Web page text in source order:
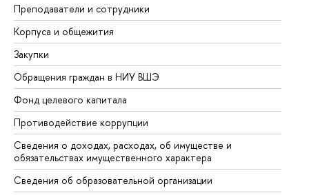
Преподаватели и сотрудники
Корпуса и общежития
Закупки
Обращения граждан в НИУ ВШЭ
Фонд целевого капитала
Противодействие коррупции
Сведения о доходах, расходах, об имуществе и
обязательствах имущественного характера
Сведения об образовательной организации